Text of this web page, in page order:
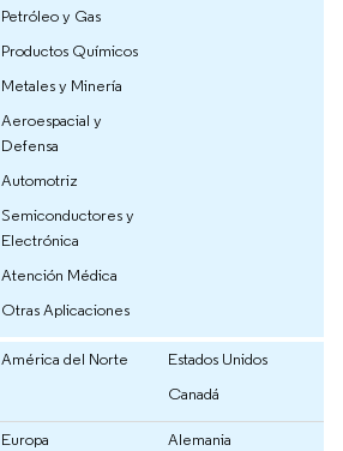
Petróleo y Gas
Productos Químicos
Metales y Minería
Aeroespacial y
Defensa
Automotriz
Semiconductores y
Electrónica
Atención Médica
Otras Aplicaciones
América del Norte
Estados Unidos
Canadá
Europa
Alemania